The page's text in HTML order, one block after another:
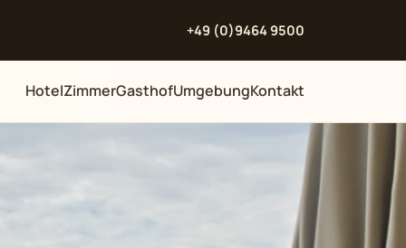
+49 (0)9464 9500
HotelZimmerGasthofUmgebungKontakt